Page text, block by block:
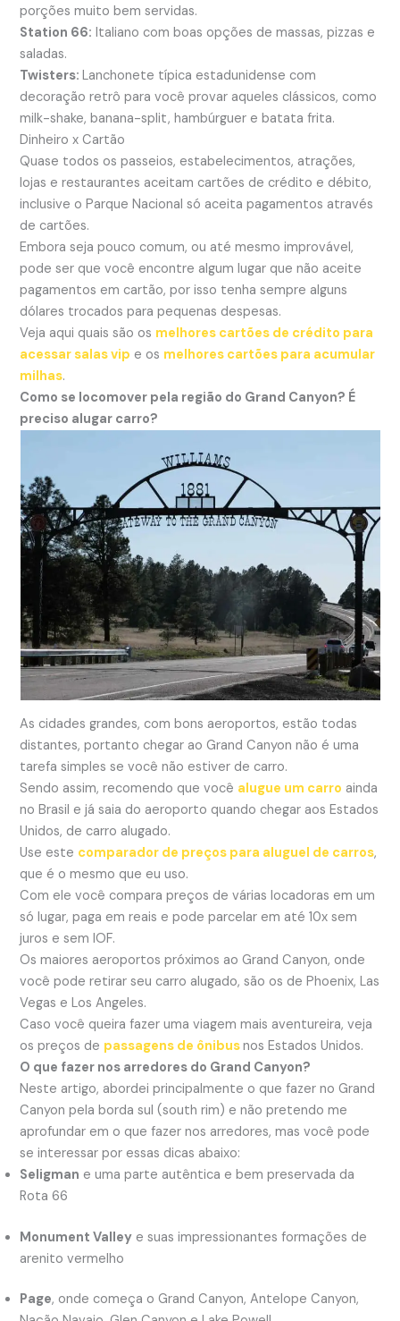
porções muito bem servidas.
Station 66: Italiano com boas opções de massas, pizzas e
saladas.
Twisters:Lanchonete típica estadunidense com
decoração retrô para você provar aqueles clássicos, como
milk-shake, banana-split, hambúrguer e batata frita.
Dinheiro x Cartão
Quase todos os passeios, estabelecimentos, atrações,
lojas e restaurantes aceitam cartões de crédito e débito,
inclusive o Parque Nacional só aceita pagamentos através
de cartões.
Embora seja pouco comum, ou até mesmo improvável,
pode ser que você encontre algum lugar que não aceite
pagamentos em cartão, por isso tenha sempre alguns
dólares trocados para pequenas despesas.
Veja aqui quais são os melhores cartões de crédito para
acessar salas vip e os melhores cartões para acumular
milhas.
Como se locomover pela região do Grand Canyon? É
preciso alugar carro?
As cidades grandes, com bons aeroportos, estão todas
distantes, portanto chegar ao Grand Canyon não é uma
tarefa simples se você não estiver de carro.
Sendo assim, recomendo que você alugue um carro ainda
no Brasil e já saia do aeroporto quando chegar aos Estados
Unidos, de carro alugado.
Use este comparador de preços para aluguel de carros,
que é o mesmo que eu uso.
Com ele você compara preços de várias locadoras em um
só lugar, paga em reais e pode parcelar em até 10x sem
juros e sem IOF.
Os maiores aeroportos próximos ao Grand Canyon, onde
você pode retirar seu carro alugado, são os de Phoenix, Las
Vegas e Los Angeles.
Caso você queira fazer uma viagem mais aventureira, veja
os preços de passagens de ônibusnos Estados Unidos.
O que fazer nos arredores do Grand Canyon?
Neste artigo, abordei principalmente o que fazer no Grand
Canyon pela borda sul (south rim) e não pretendo me
aprofundar em o que fazer nos arredores, mas você pode
se interessar por essas dicas abaixo:
Seligman e uma parte autêntica e bem preservada da
Rota 66
Monument Valley e suas impressionantes formações de
arenito vermelho
Page, onde começa o Grand Canyon, Antelope Canyon,